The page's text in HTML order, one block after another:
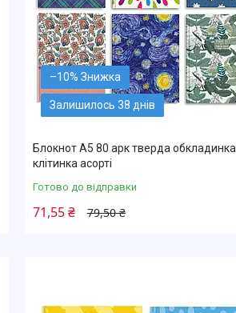
–10%
Залишилось 38 днів
Блокнот А5 80 арк тверда обкладинка
клітинка асорті
Готово до відправки
79,50 ₴
71,55 ₴